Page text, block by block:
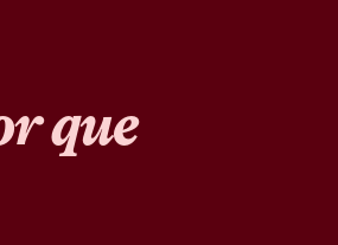
que